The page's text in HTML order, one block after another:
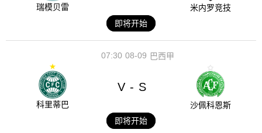
瑞模贝雷
米内罗竞技
即将开始
08-09
07:30 巴西甲
科里蒂巴
V - S
沙佩科恩斯
即将开始